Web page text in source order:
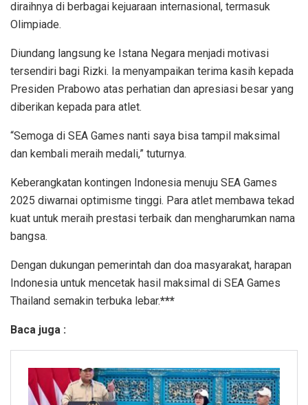
diraihnya di berbagai kejuaraan internasional, termasuk
Olimpiade.
Diundang langsung ke Istana Negara menjadi motivasi
tersendiri bagi Rizki. Ia menyampaikan terima kasih kepada
Presiden Prabowo atas perhatian dan apresiasi besar yang
diberikan kepada para atlet.
“Semoga di SEA Games nanti saya bisa tampil maksimal
dan kembali meraih medali,” tuturnya.
Keberangkatan kontingen Indonesia menuju SEA Games
2025 diwarnai optimisme tinggi. Para atlet membawa tekad
kuat untuk meraih prestasi terbaik dan mengharumkan nama
bangsa.
Dengan dukungan pemerintah dan doa masyarakat, harapan
Indonesia untuk mencetak hasil maksimal di SEA Games
Thailand semakin terbuka lebar.***
Baca juga :